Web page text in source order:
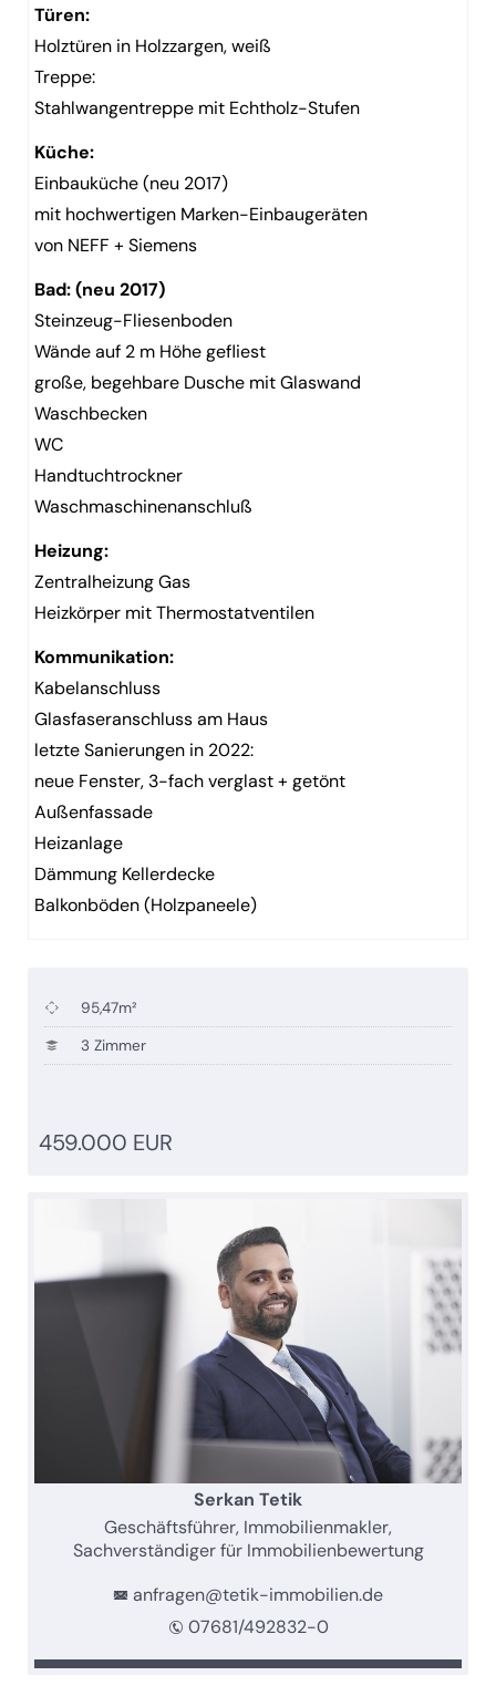
Türen:
Holztüren in Holzzargen, weiß
Treppe:
Stahlwangentreppe mit Echtholz-Stufen
Küche:
Einbauküche (neu 2017)
mit hochwertigen Marken-Einbaugeräten
von NEFF + Siemens
Bad: (neu 2017)
Steinzeug-Fliesenboden
Wände auf 2 m Höhe gefliest
große, begehbare Dusche mit Glaswand
Waschbecken
WC
Handtuchtrockner
Waschmaschinenanschluß
Heizung:
Zentralheizung Gas
Heizkörper mit Thermostatventilen
Kommunikation:
Kabelanschluss
Glasfaseranschluss am Haus
letzte Sanierungen in 2022:
neue Fenster, 3-fach verglast + getönt
Außenfassade
Heizanlage
Dämmung Kellerdecke
Balkonböden (Holzpaneele)
95,47m²
3 Zimmer
459.000 EUR
Serkan Tetik
Geschäftsführer, Immobilienmakler,
Sachverständiger für Immobilienbewertung
anfragen@tetik-immobilien.de
07681/492832-0